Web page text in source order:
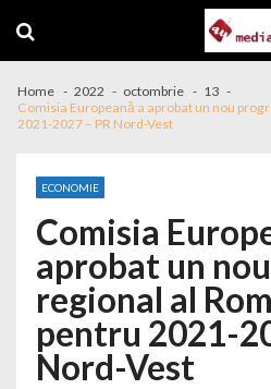
Home 2022 octombrie
13
Comisia Europeană a aprobat un nou
2021-2027 – PR Nord-Vest
ECONOMIE
Comisia
aprobat un
regional al
pentru 2021-
Nord-Vest